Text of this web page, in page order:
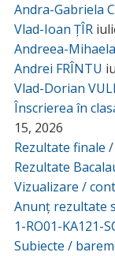
Andra-Gabriela
Vlad-Ioan ȚÎR
Andreea-Mihaela
Andrei FRÎNTU
Vlad-Dorian
Înscrierea în
15, 2026
Rezultate finale
Rezultate
Vizualizare /
Anunț rezultate
1-RO01-KA121-
Subiecte /